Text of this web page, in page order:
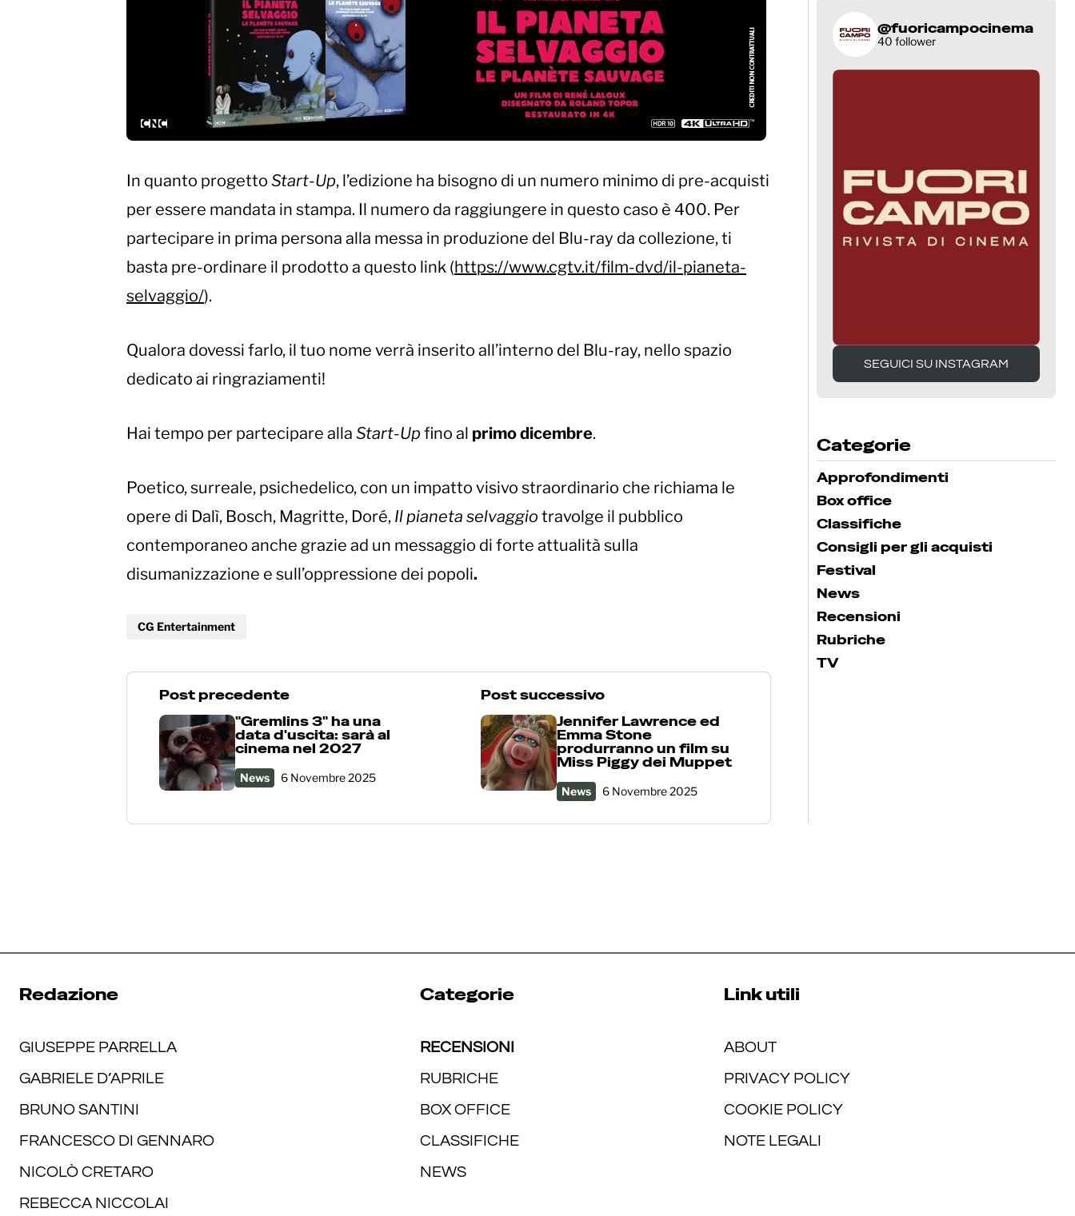
In quanto progetto Start-Up, l’edizione ha bisogno di un numero minimo di pre-acquisti
per essere mandata in stampa. Il numero da raggiungere in questo caso è 400. Per
partecipare in prima persona alla messa in produzione del Blu-ray da collezione, ti
basta pre-ordinare il prodotto a questo link (https://www.cgtv.it/film-dvd/il-pianeta-
selvaggio/).
Qualora dovessi farlo, il tuo nome verrà inserito all’interno del Blu-ray, nello spazio
dedicato ai ringraziamenti!
Hai tempo per partecipare alla Start-Up fino al primo dicembre.
Poetico, surreale, psichedelico, con un impatto visivo straordinario che richiama le
opere di Dalì, Bosch, Magritte, Doré, Il pianeta selvaggio travolge il pubblico
contemporaneo anche grazie ad un messaggio di forte attualità sulla
disumanizzazione e sull’oppressione dei popoli.
CG Entertainment
Post precedente
"Gremlins 3" ha una
data d'uscita: sarà al
cinema nel 2027
News 6 Novembre 2025
Post successivo
Jennifer Lawrence ed
Emma Stone
produrranno un film su
Miss Piggy dei Muppet
News 6 Novembre 2025
@fuoricampocinema
40 follower
SEGUICI SU INSTAGRAM
SEGUICI SU INSTAGRAM
Categorie
Approfondimenti
Box office
Classifiche
Consigli per gli acquisti
Festival
News
Recensioni
Rubriche
TV
Redazione
GIUSEPPE PARRELLA
GABRIELE D’APRILE
BRUNO SANTINI
FRANCESCO DI GENNARO
NICOLÒ CRETARO
REBECCA NICCOLAI
Categorie
RECENSIONI
RUBRICHE
BOX OFFICE
CLASSIFICHE
NEWS
Link utili
ABOUT
PRIVACY POLICY
COOKIE POLICY
NOTE LEGALI